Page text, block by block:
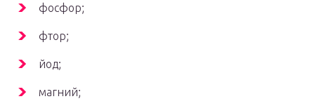
фосфор;
фтор;
йод;
магний;